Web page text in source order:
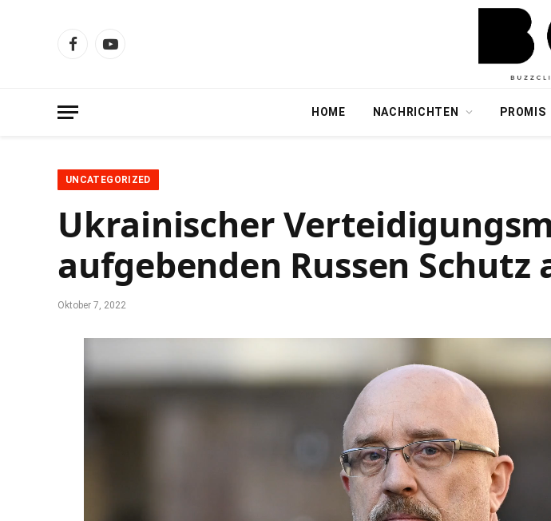
FacebookYouTube
HOME NACHRICHTEN PROMIS
UNCATEGORIZED
Ukrainischer
aufgebenden Russen Schutz
Oktober 7, 2022